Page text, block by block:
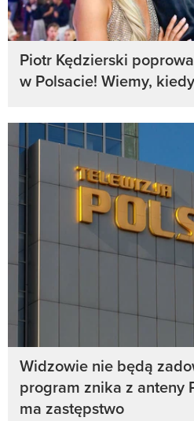
Piotr Kędzierski
w Polsacie! Wiemy,
Widzowie nie będą
program znika z anteny
ma zastępstwo